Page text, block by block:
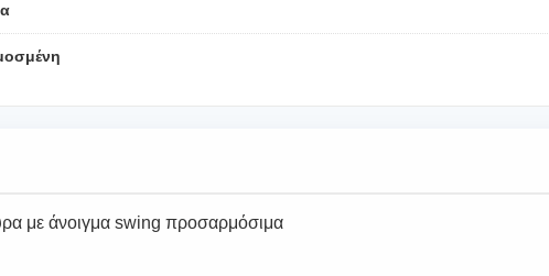
με άνοιγμα swing προσαρμόσιμα